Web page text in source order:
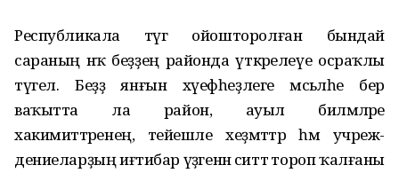
Республикала тәүгә ойошторолған бындай
сараның нәҡ беҙҙең районда үткәрелеүе осраҡлы
түгел. Беҙҙә янғын хәүефһеҙлеге мәсьәләһе бер
ваҡытта ла район, ауыл биләмәләре
хакимиәттәренең, тейешле хеҙмәттәр һәм учреж-
дениеларҙың иғтибар үҙәгенән ситтә тороп ҡалғаны